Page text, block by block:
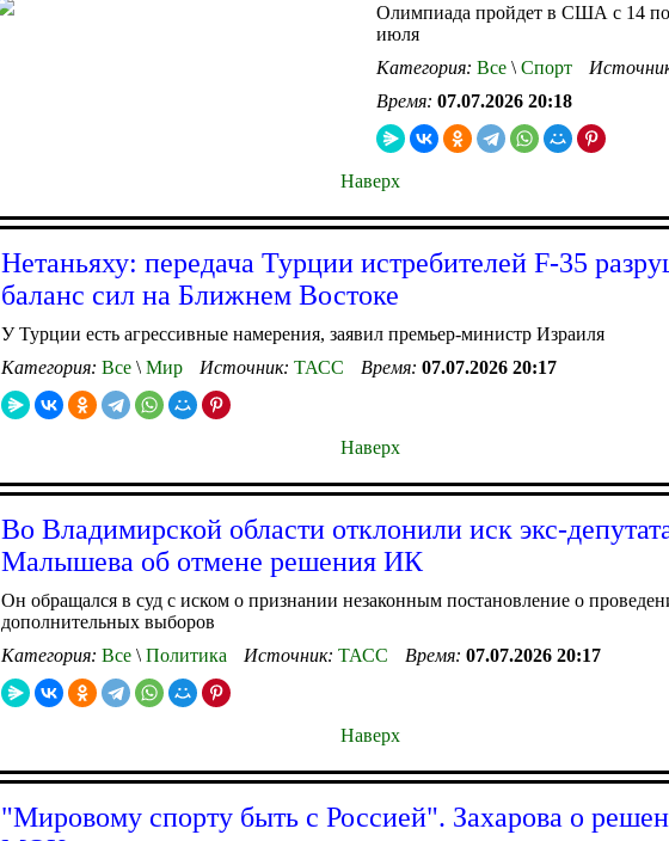
Олимпиада пройдет в США с 14
июля
Категория: Все \ Спорт
Время: 07.07.2026 20:18
Наверх
Нетаньяху: передача Турции истребителей F-35
баланс сил на Ближнем Востоке
У Турции есть агрессивные намерения, заявил премьер-министр Израиля
Категория: Все \ Мир Источник: ТАСС Время: 07.07.2026 20:17
Наверх
Во Владимирской области отклонили иск экс-
Малышева об отмене решения ИК
Он обращался в суд с иском о признании незаконным постановление о
дополнительных выборов
Категория: Все \ Политика Источник: ТАСС Время: 07.07.2026 20:17
Наверх
"Мировому спорту быть с Россией". Захарова о